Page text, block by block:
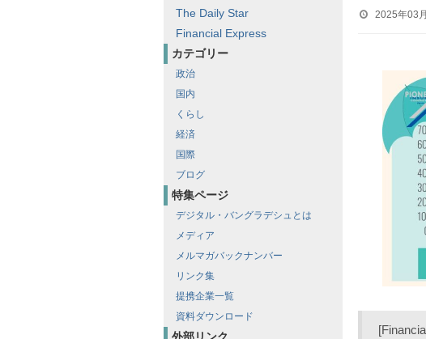
The Daily Star
Financial Express
カテゴリー
政治
国内
くらし
経済
国際
ブログ
特集ページ
デジタル・バングラデシュとは
メディア
メルマガバックナンバー
リンク集
提携企業一覧
資料ダウンロード
2025年03